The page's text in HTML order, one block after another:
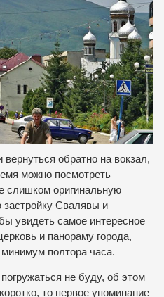
обратно на вокзал,
можно посмотреть
слишком оригинальную
застройку Свалявы и
увидеть самое интересное
и панораму города,
полтора часа.
не буду, об этом
то первое упоминание